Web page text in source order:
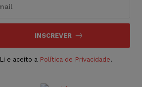
INSCREVER
Li e aceito a Política de Privacidade.